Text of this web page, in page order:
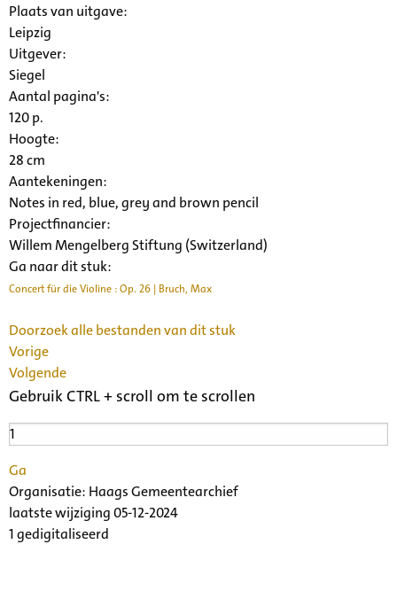
Plaats van uitgave:
Leipzig
Uitgever:
Siegel
Aantal pagina's:
120 p.
Hoogte:
28 cm
Aantekeningen:
Notes in red, blue, grey and brown pencil
Projectfinancier:
Willem Mengelberg Stiftung (Switzerland)
Ga naar dit stuk:
Concert für die Violine : Op. 26 | Bruch, Max
Doorzoek alle bestanden van dit stuk
Vorige
Volgende
Gebruik CTRL + scroll om te scrollen
Ga
Organisatie: Haags Gemeentearchief
laatste wijziging 05-12-2024
1 gedigitaliseerd